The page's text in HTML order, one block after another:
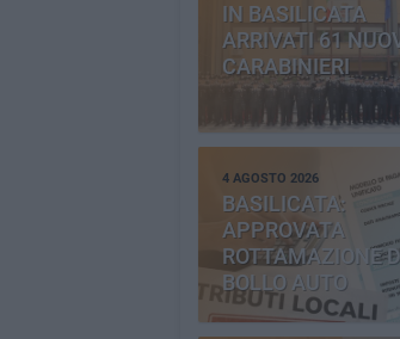
IN BASILICATA
ARRIVATI 61
CARABINIERI
4 AGOSTO 2026
BASILICATA:
APPROVATA
ROTTAMAZIONE
BOLLO AUTO